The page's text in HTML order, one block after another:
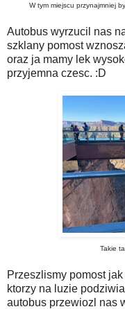
W tym miejscu przynajmniej
Autobus wyrzucil nas
szklany pomost
oraz ja mamy lek
przyjemna czesc. :D
Takie
Przeszlismy pomost
ktorzy na luzie
autobus przewiozl nas